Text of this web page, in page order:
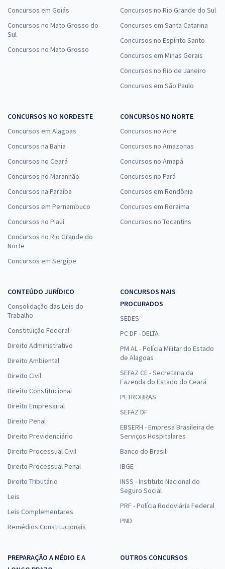
Concursos em Goiás
Concursos no Mato Grosso do
Sul
Concursos no Mato Grosso
Concursos no Rio Grande do Sul
Concursos em Santa Catarina
Concursos no Espírito Santo
Concursos em Minas Gerais
Concursos no Rio de Janeiro
Concursos em São Paulo
CONCURSOS NO NORDESTE
Concursos em Alagoas
Concursos na Bahia
Concursos no Ceará
Concursos no Maranhão
Concursos na Paraíba
Concursos em Pernambuco
Concursos no Piauí
Concursos no Rio Grande do
Norte
Concursos em Sergipe
CONCURSOS NO NORTE
Concursos no Acre
Concursos no Amazonas
Concursos no Amapá
Concursos no Pará
Concursos em Rondônia
Concursos em Roraima
Concursos no Tocantins
CONTEÚDO JURÍDICO
Consolidação das Leis do
Trabalho
Constituição Federal
Direito Administrativo
Direito Ambiental
Direito Civil
Direito Constitucional
Direito Empresarial
Direito Penal
Direito Previdenciário
Direito Processual Civil
Direito Processual Penal
Direito Tributário
Leis
Leis Complementares
Remédios Constitucionais
CONCURSOS MAIS
PROCURADOS
SEDES
PC DF - DELTA
PM AL - Polícia Militar do Estado
de Alagoas
SEFAZ CE - Secretaria da
Fazenda do Estado do Ceará
PETROBRAS
SEFAZ DF
EBSERH - Empresa Brasileira de
Serviços Hospitalares
Banco do Brasil
IBGE
INSS - Instituto Nacional do
Seguro Social
PRF - Polícia Rodoviária Federal
PND
PREPARAÇÃO A MÉDIO E A
OUTROS CONCURSOS